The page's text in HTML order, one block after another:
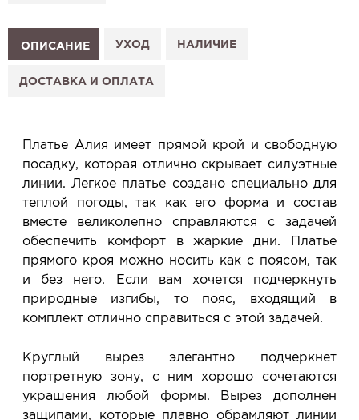
1. Выберите изделие на сайте.
2. Нажмите «Заказать примерку» и выберите салон.
3. Заполните форму и отправьте заявку.
Услуга бесплатная и ни к чему не обязывает: Вы
примеряете в салоне и уже на месте решаете,
покупать или нет.
Планируйте визит в удобное для Вас время -
ОПИСАНИЕ УХОД НАЛИЧИЕ
ДОСТАВКА И ОПЛАТА
Платье Алия имеет прямой крой и свободную
посадку, которая отлично скрывает силуэтные
линии. Легкое платье создано специально для
теплой погоды, так как его форма и состав
вместе великолепно справляются с задачей
обеспечить комфорт в жаркие дни. Платье
прямого кроя можно носить как с поясом, так
и без него. Если вам хочется подчеркнуть
природные изгибы, то пояс, входящий в
комплект отлично справиться с этой задачей.
Круглый вырез элегантно подчеркнет
портретную зону, с ним хорошо сочетаются
украшения любой формы. Вырез дополнен
защипами, которые плавно обрамляют линии